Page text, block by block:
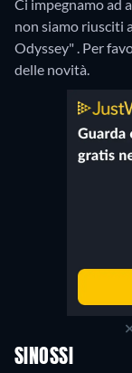
Ci impegnamo ad
non siamo riusciti
Odyssey" . Per
delle novità.
SINOSSI